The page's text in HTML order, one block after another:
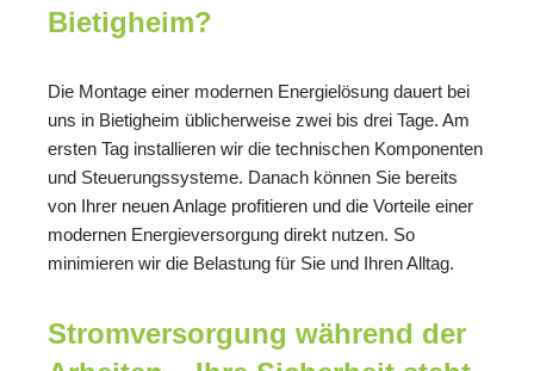
Bietigheim?
Die Montage einer modernen Energielösung dauert bei
uns in Bietigheim üblicherweise zwei bis drei Tage. Am
ersten Tag installieren wir die technischen Komponenten
und Steuerungssysteme. Danach können Sie bereits
von Ihrer neuen Anlage profitieren und die Vorteile einer
modernen Energieversorgung direkt nutzen. So
minimieren wir die Belastung für Sie und Ihren Alltag.
Stromversorgung während der